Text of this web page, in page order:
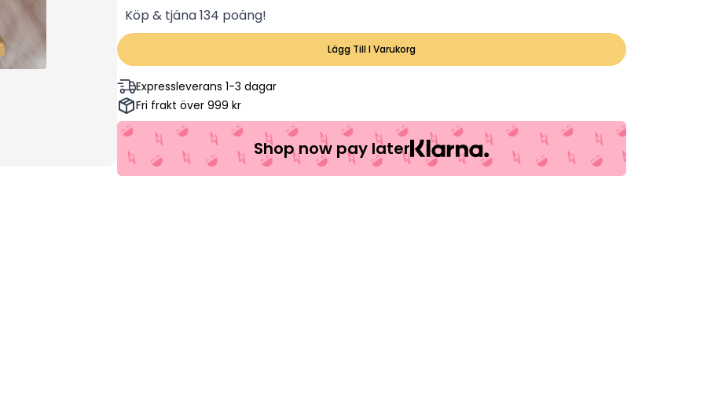
Köp & tjäna 134 poäng!
Lägg Till I Varukorg
Expressleverans 1-3 dagar
Fri frakt över 999 kr
Shop now pay later